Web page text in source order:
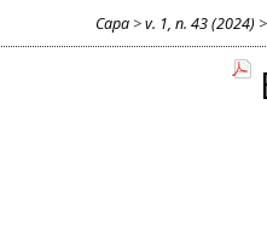
Capa>v. 1, n. 43 (2024)